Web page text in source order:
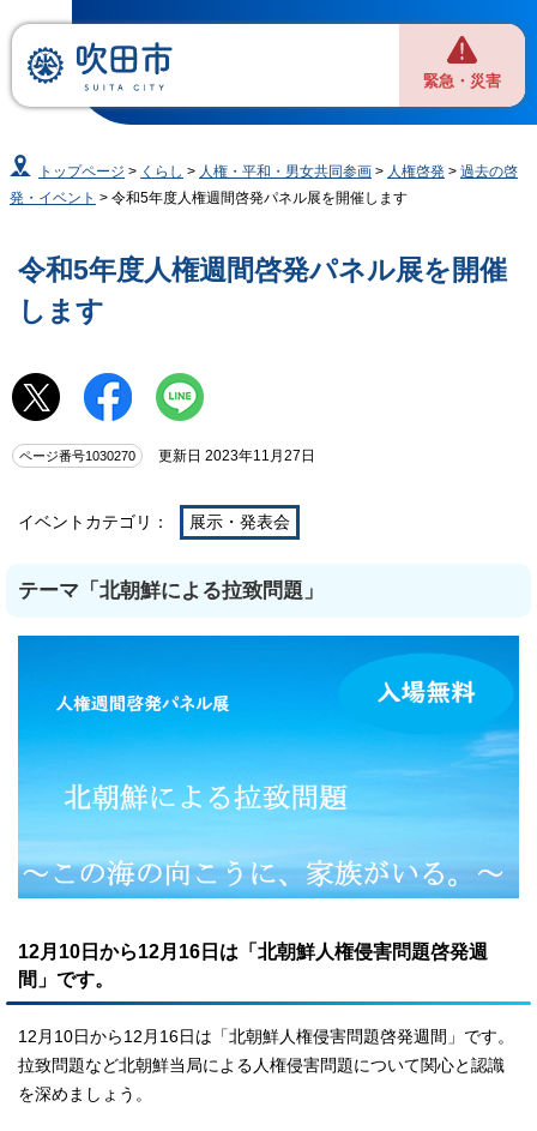
緊急・災害
トップページ > くらし > 人権・平和・男女共同参画 > 人権啓発 >過去の啓
発・イベント > 令和5年度人権週間啓発パネル展を開催します
令和5年度人権週間啓発パネル展を開催
します
ページ番号1030270 更新日 2023年11月27日
イベントカテゴリ： 展示・発表会
テーマ「北朝鮮による拉致問題」
12月10日から12月16日は「北朝鮮人権侵害問題啓発週
間」です。
12月10日から12月16日は「北朝鮮人権侵害問題啓発週間」です。
拉致問題など北朝鮮当局による人権侵害問題について関心と認識
を深めましょう。